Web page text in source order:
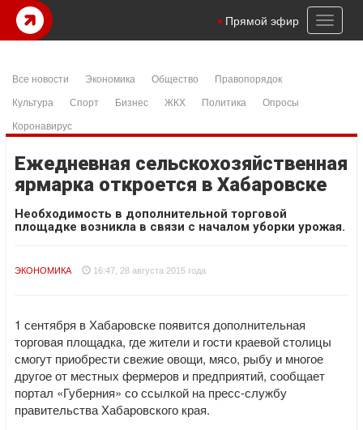
Toggle
Прямой эфир
Все новости Экономика Общество
Правопорядок
Культура
Спорт Бизнес ЖКХ Политика
Опросы
Коронавирус
Ежедневная сельскохозяйственная
ярмарка откроется в Хабаровске
Необходимость в дополнительной торговой
площадке возникла в связи с началом уборки урожая.
ЭКОНОМИКА 16:47, 28 августа 2015 года
1 сентября в Хабаровске появится дополнительная
торговая площадка, где жители и гости краевой столицы
смогут приобрести свежие овощи, мясо, рыбу и многое
другое от местных фермеров и предприятий, сообщает
портал «Губерния» со ссылкой на пресс-службу
правительства Хабаровского края.